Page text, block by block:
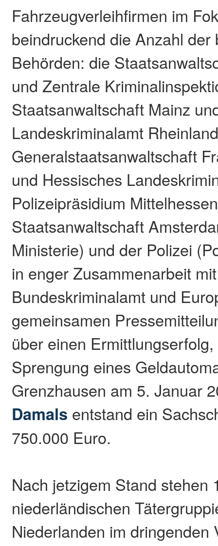
Fahrzeugverleihfirmen im
beindruckend die Anzahl der
Behörden: die
und Zentrale
Staatsanwaltschaft Mainz
Landeskriminalamt
Generalstaatsanwaltschaft
und Hessisches
Polizeipräsidium
Staatsanwaltschaft
Ministerie) und der Polizei
in enger Zusammenarbeit mit
Bundeskriminalamt und
gemeinsamen
über einen
Sprengung eines
Grenzhausen am 5. Januar
Damals entstand ein
750.000 Euro.
Nach jetzigem Stand stehen
niederländischen
Niederlanden im dringenden